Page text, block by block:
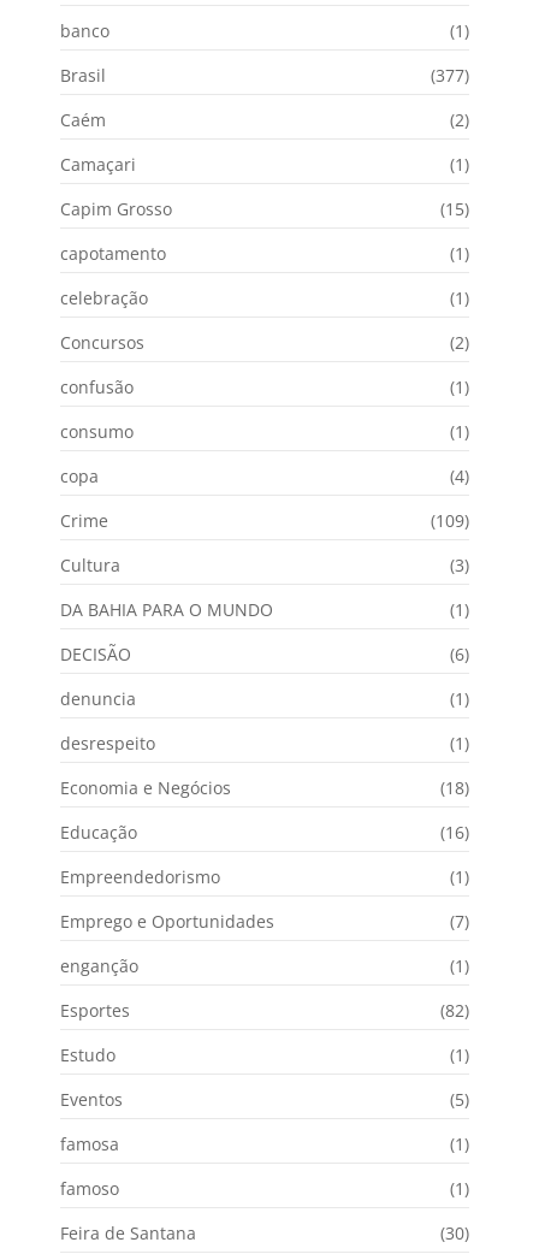
banco
(1)
Brasil
(377)
Caém
(2)
Camaçari
(1)
Capim Grosso
(15)
capotamento
(1)
celebração
(1)
Concursos
(2)
confusão
(1)
consumo
(1)
copa
(4)
Crime
(109)
Cultura
(3)
DA BAHIA PARA O MUNDO
(1)
DECISÃO
(6)
denuncia
(1)
desrespeito
(1)
Economia e Negócios
(18)
Educação
(16)
Empreendedorismo
(1)
Emprego e Oportunidades
(7)
enganção
(1)
Esportes
(82)
Estudo
(1)
Eventos
(5)
famosa
(1)
famoso
(1)
Feira de Santana
(30)